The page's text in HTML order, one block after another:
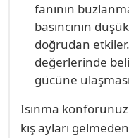
fanının
basıncının
doğrudan
değerlerinde
gücüne
Isınma
kış ayları